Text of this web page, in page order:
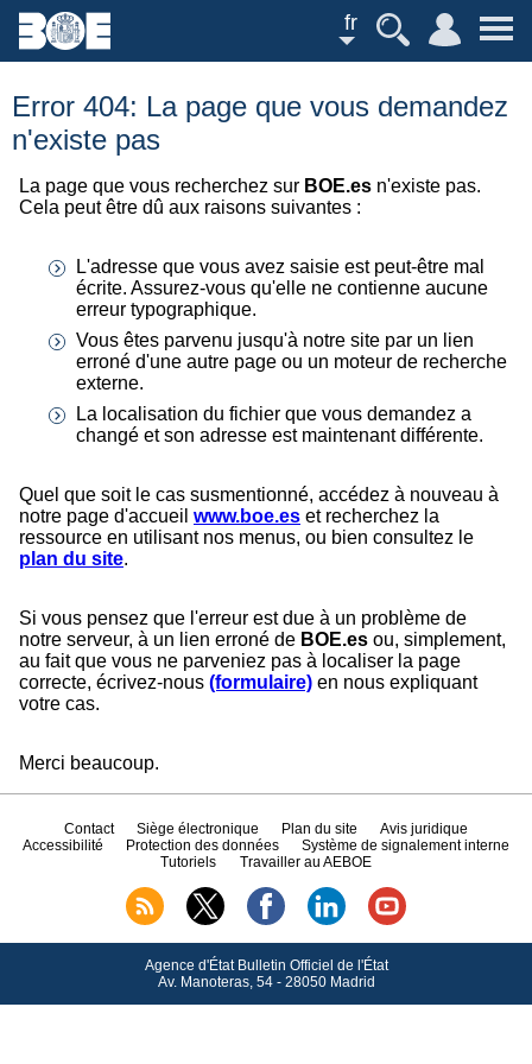
fr
Error 404: La page que vous demandez
n'existe pas
La page que vous recherchez sur BOE.es n'existe pas.
Cela peut être dû aux raisons suivantes :
L'adresse que vous avez saisie est peut-être mal
écrite. Assurez-vous qu'elle ne contienne aucune
erreur typographique.
Vous êtes parvenu jusqu'à notre site par un lien
erroné d'une autre page ou un moteur de recherche
externe.
La localisation du fichier que vous demandez a
changé et son adresse est maintenant différente.
Quel que soit le cas susmentionné, accédez à nouveau à
notre page d'accueil www.boe.es et recherchez la
ressource en utilisant nos menus, ou bien consultez le
plan du site.
Si vous pensez que l'erreur est due à un problème de
notre serveur, à un lien erroné de BOE.es ou, simplement,
au fait que vous ne parveniez pas à localiser la page
correcte, écrivez-nous (formulaire) en nous expliquant
votre cas.
Merci beaucoup.
Contact Siège électronique Plan du site
Avis juridique
Accessibilité
Protection des données
Système de signalement interne
Tutoriels
Travailler au AEBOE
Agence d'État Bulletin Officiel de l'État
Av.Manoteras, 54 - 28050 Madrid